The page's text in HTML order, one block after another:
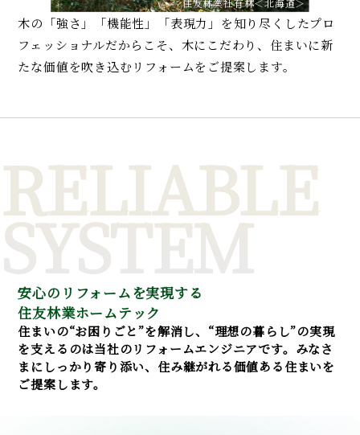
木の「強さ」「機能性」「表現力」を知り尽くしたプロ
フェッショナルだからこそ、木にこだわり、住まいに新
たな価値を吹き込むリフォームをご提案します。
RELIABLE
SYSTEM
安心のリフォームを実現する
住友林業ホームテック
住まいの“お困りごと”を解消し、“理想の暮らし”の実現
を支えるのは当社のリフォームエンジニアです。みなさ
まにしっかり寄り添い、住み継がれる価値ある住まいを
ご提案します。